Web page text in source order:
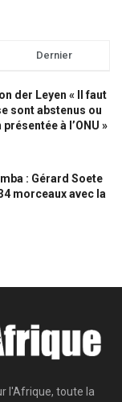
Dernier
der Leyen « Il faut
sont abstenus ou
à l’ONU »
: Gérard Soete
morceaux avec la
l'Afrique, toute la